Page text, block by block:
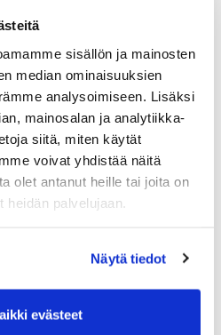
sisällön ja mainosten
median ominaisuuksien
analysoimiseen. Lisäksi
mainosalan ja analytiikka-
siitä, miten käytät
voivat yhdistää näitä
olet antanut heille tai joita on
palvelujaan.
Näytä tiedot
evästeet
(omalla pelioikeudella
kolme kierrosta, varaa